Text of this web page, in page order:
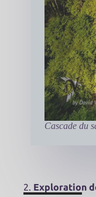
Cascade du
2. Exploration